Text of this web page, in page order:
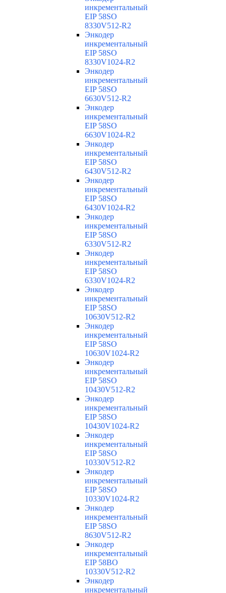
инкрементальный
EIP 58SO
8330V512-R2
Энкодер
инкрементальный
EIP 58SO
8330V1024-R2
Энкодер
инкрементальный
EIP 58SO
6630V512-R2
Энкодер
инкрементальный
EIP 58SO
6630V1024-R2
Энкодер
инкрементальный
EIP 58SO
6430V512-R2
Энкодер
инкрементальный
EIP 58SO
6430V1024-R2
Энкодер
инкрементальный
EIP 58SO
6330V512-R2
Энкодер
инкрементальный
EIP 58SO
6330V1024-R2
Энкодер
инкрементальный
EIP 58SO
10630V512-R2
Энкодер
инкрементальный
EIP 58SO
10630V1024-R2
Энкодер
инкрементальный
EIP 58SO
10430V512-R2
Энкодер
инкрементальный
EIP 58SO
10430V1024-R2
Энкодер
инкрементальный
EIP 58SO
10330V512-R2
Энкодер
инкрементальный
EIP 58SO
10330V1024-R2
Энкодер
инкрементальный
EIP 58SO
8630V512-R2
Энкодер
инкрементальный
EIP 58BO
10330V512-R2
Энкодер
инкрементальный